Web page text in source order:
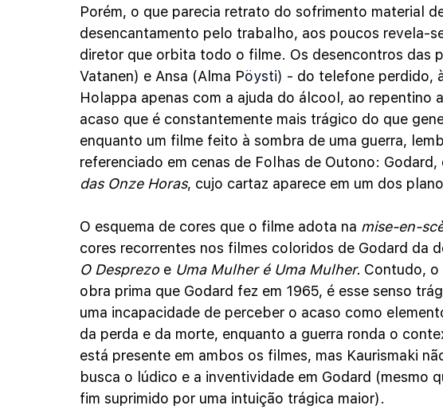
Porém, o que parecia retrato do sofrimento material
desencantamento pelo trabalho, aos poucos revela-
diretor que orbita todo o filme. Os desencontros das
Vatanen) e Ansa (Alma Pöysti) - do telefone perdido,
Holappa apenas com a ajuda do álcool, ao repentino
acaso que é constantemente mais trágico do que
enquanto um filme feito à sombra de uma guerra,
referenciado em cenas de Folhas de Outono: Godard,
das Onze Horas, cujo cartaz aparece em um dos
O esquema de cores que o filme adota na mise-en-
cores recorrentes nos filmes coloridos de Godard da
O Desprezo e Uma Mulher é Uma Mulher. Contudo, o
obra prima que Godard fez em 1965, é esse senso
uma incapacidade de perceber o acaso como
da perda e da morte, enquanto a guerra ronda o
está presente em ambos os filmes, mas Kaurismaki
busca o lúdico e a inventividade em Godard (mesmo
fim suprimido por uma intuição trágica maior).